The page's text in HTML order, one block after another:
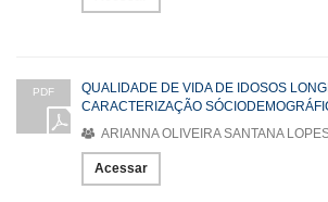
PDF
QUALIDADE DE VIDA DE IDOSOS
CARACTERIZAÇÃO
ARIANNA OLIVEIRA SANTANA
Acessar